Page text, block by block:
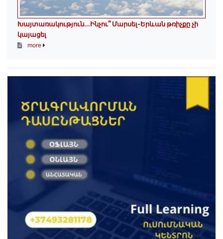
Խայտառակություն․․․Ինչու՞ Մարսել-Երևան թռիչքը չի
կայացել
more